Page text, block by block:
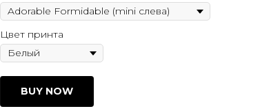
Цвет принта
BUY NOW